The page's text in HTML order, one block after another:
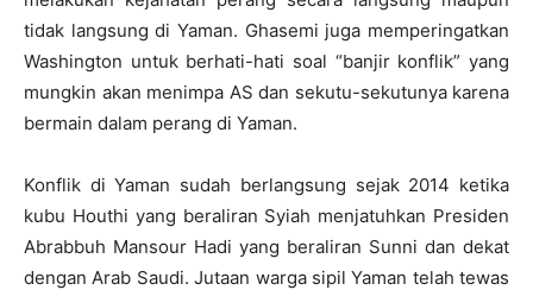
tidak langsung di Yaman. Ghasemi juga memperingatkan
Washington untuk berhati-hati soal “banjir konflik” yang
mungkin akan menimpa AS dan sekutu-sekutunya karena
bermain dalam perang di Yaman.
Konflik di Yaman sudah berlangsung sejak 2014 ketika
kubu Houthi yang beraliran Syiah menjatuhkan Presiden
Abrabbuh Mansour Hadi yang beraliran Sunni dan dekat
dengan Arab Saudi. Jutaan warga sipil Yaman telah tewas